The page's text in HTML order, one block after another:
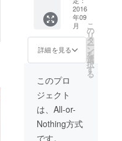
ご希望
の方
（グ
ルー
は、会
場ロ
物販
ブース
をご提
供いた
しま
す。自
ご優待
者観覧
エリア
に
席確保
にご案
内いた
しま
す。ス
テー
イベン
トの裏
側を見
学する
ツアー
です。
実行委
員より
ご連絡
させて
いただ
きます
のでお
申し込
みの際
にご担
当者様
のご連
絡先を
2016
年09
月
詳細を見る
こ
の
リ
タ
ー
ン
を
選
択
す
る
このプロ
ジェクト
は、All-or-
Nothing方式
です。